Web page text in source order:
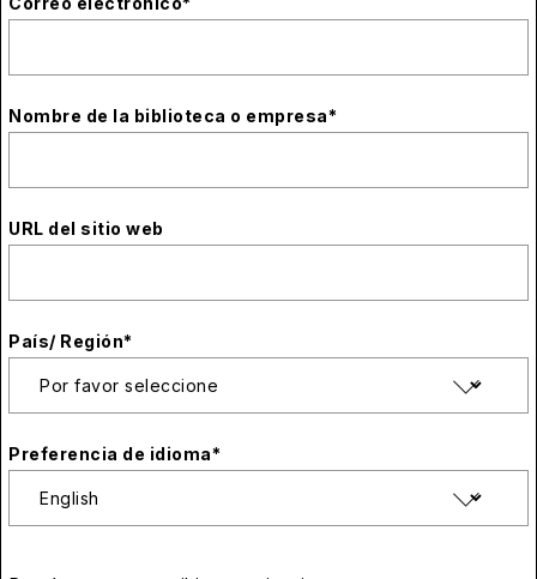
Nombre de la biblioteca o empresa*
URL del sitio web
País/ Región*
Preferencia de idioma*